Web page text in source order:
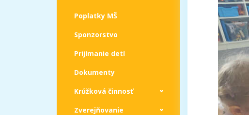
Poplatky MŠ
Sponzorstvo
Prijímanie detí
Dokumenty
Krúžková činnosť
Zverejňovanie